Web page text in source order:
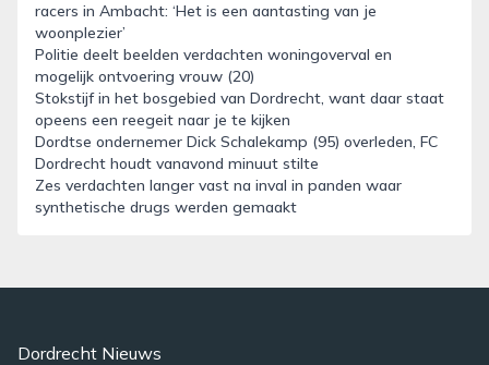
racers in Ambacht: ‘Het is een aantasting van je
woonplezier’
Politie deelt beelden verdachten woningoverval en
mogelijk ontvoering vrouw (20)
Stokstijf in het bosgebied van Dordrecht, want daar staat
opeens een reegeit naar je te kijken
Dordtse ondernemer Dick Schalekamp (95) overleden, FC
Dordrecht houdt vanavond minuut stilte
Zes verdachten langer vast na inval in panden waar
synthetische drugs werden gemaakt
Dordrecht Nieuws